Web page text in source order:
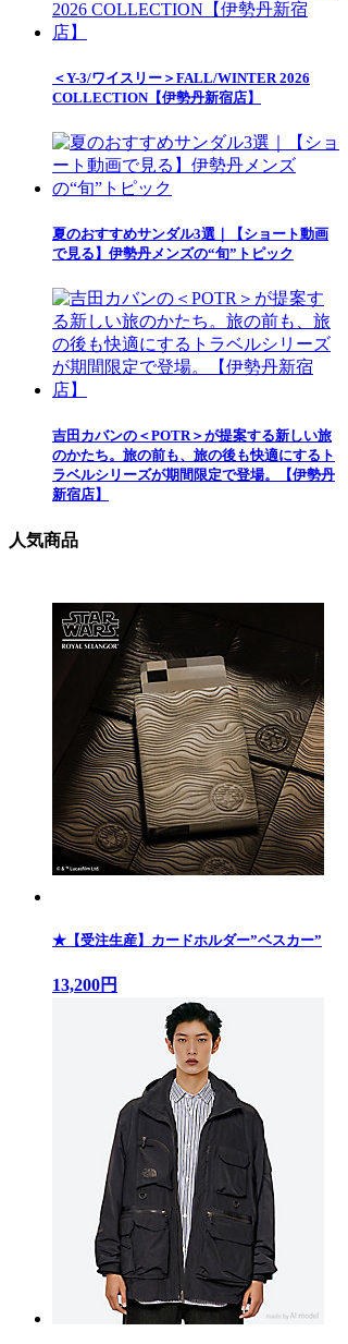
＜Y-3/ワイスリー＞FALL/WINTER 2026
COLLECTION【伊勢丹新宿店】
夏のおすすめサンダル3選｜【ショート動画
で見る】伊勢丹メンズの“旬”トピック
吉田カバンの＜POTR＞が提案する新しい旅
のかたち。旅の前も、旅の後も快適にするト
ラベルシリーズが期間限定で登場。【伊勢丹
新宿店】
人気商品
★【受注生産】カードホルダー”ベスカー”
13,200円